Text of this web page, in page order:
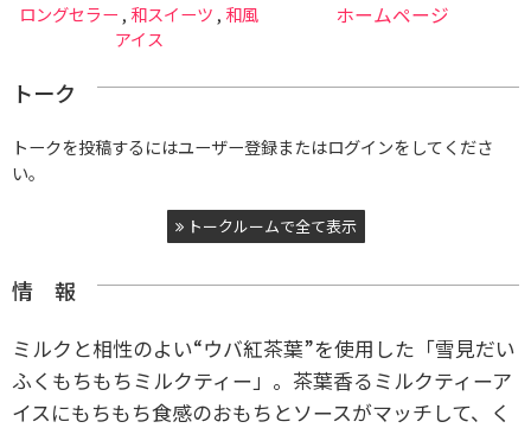
ロングセラー , 和スイーツ , 和風
アイス
ホームページ
トーク
トークを投稿するにはユーザー登録またはログインをしてくださ
い。
トークルームで全て表示
情 報
ミルクと相性のよい“ウバ紅茶葉”を使用した「雪見だい
ふくもちもちミルクティー」。茶葉香るミルクティーア
イスにもちもち食感のおもちとソースがマッチして、く